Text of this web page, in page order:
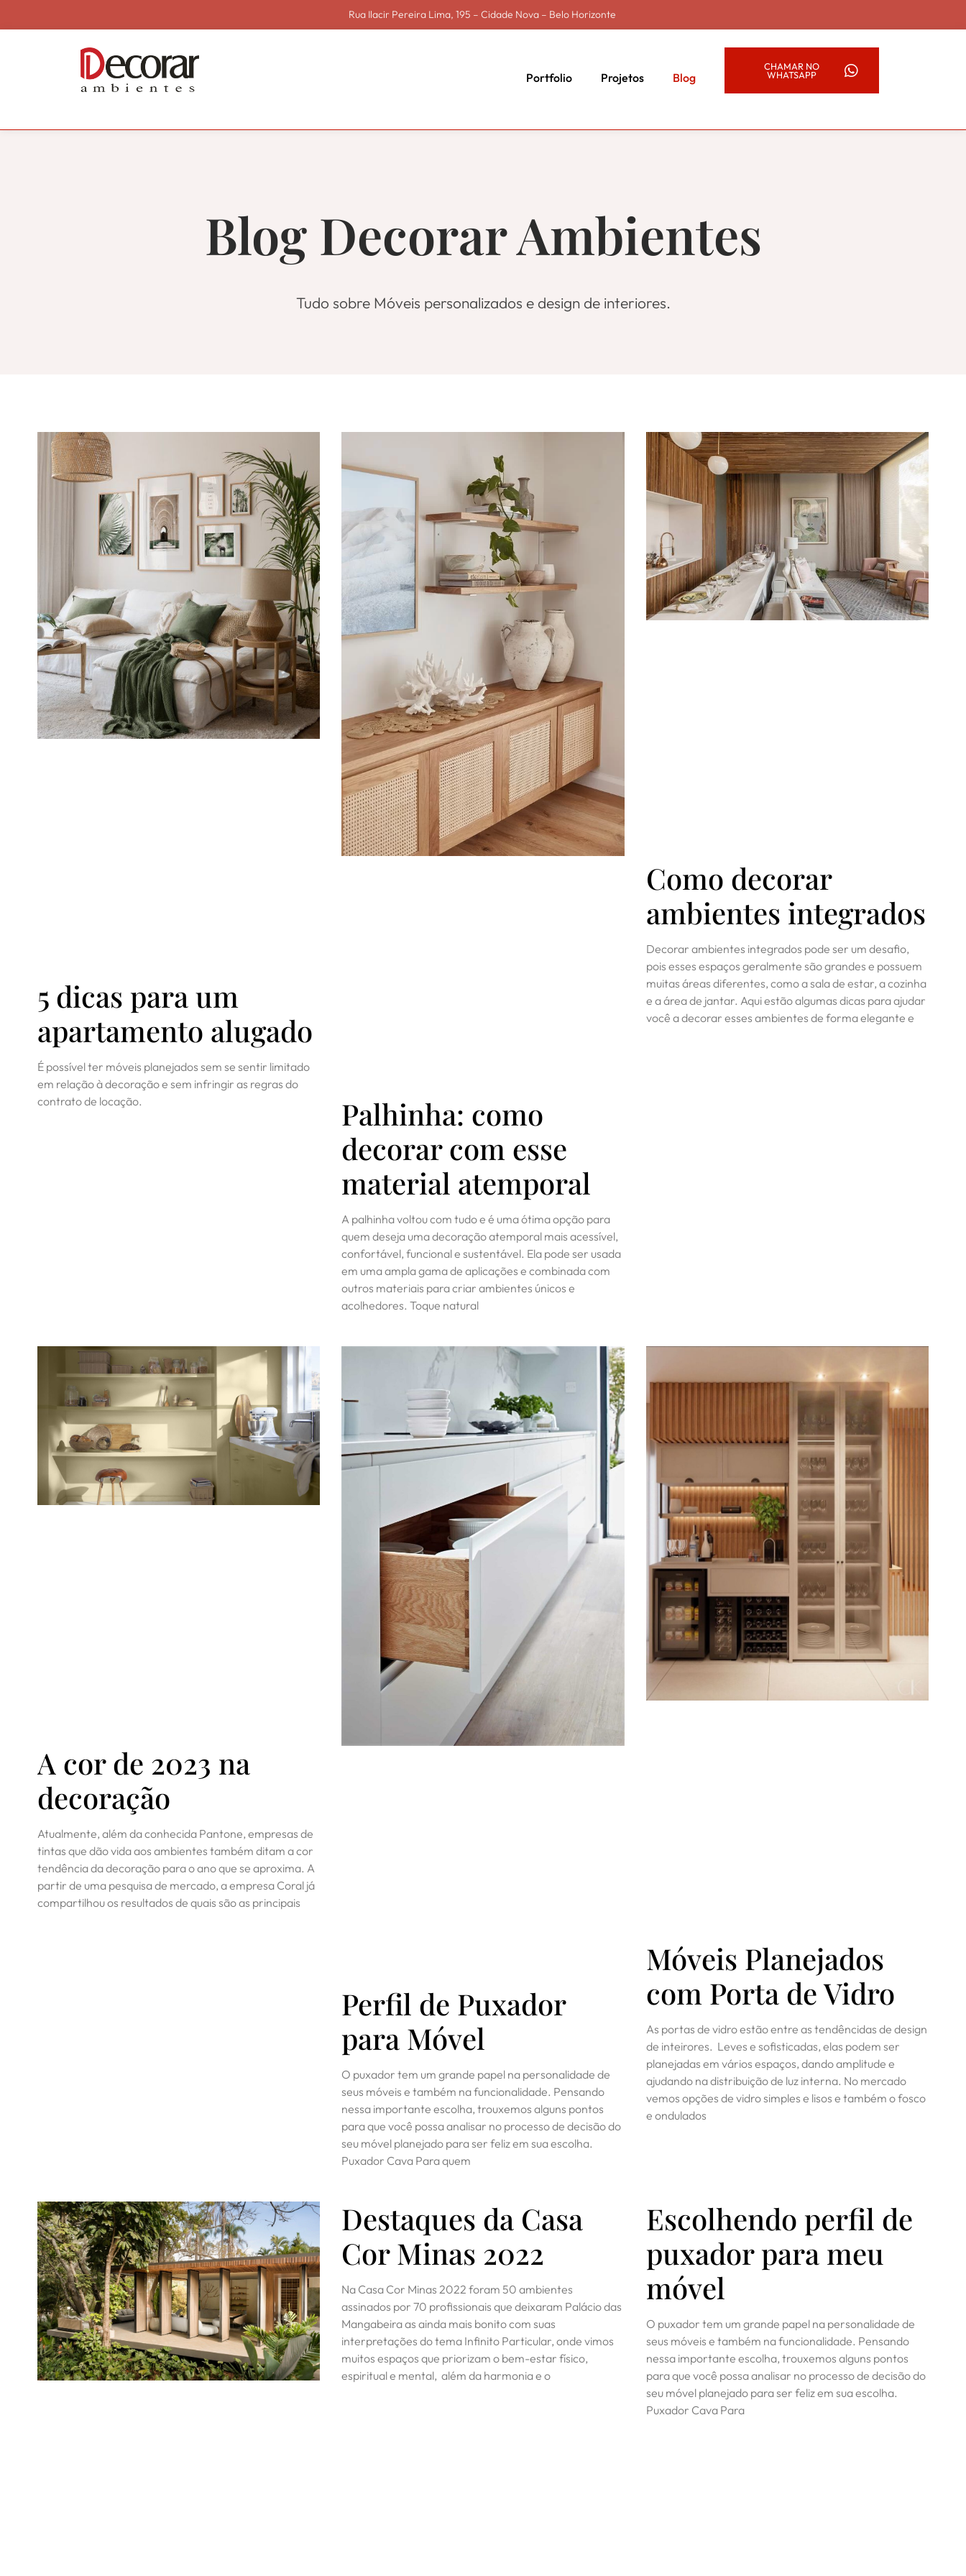
Rua Ilacir Pereira Lima, 195 – Cidade Nova – Belo Horizonte
Portfolio Projetos Blog
CHAMAR NO
WHATSAPP
Blog Decorar Ambientes
Tudo sobre Móveis personalizados e design de interiores.
5 dicas para um
apartamento alugado
É possível ter móveis planejados sem se sentir limitado
em relação à decoração e sem infringir as regras do
contrato de locação.
Palhinha: como
decorar com esse
material atemporal
A palhinha voltou com tudo e é uma ótima opção para
quem deseja uma decoração atemporal mais acessível,
confortável, funcional e sustentável. Ela pode ser usada
em uma ampla gama de aplicações e combinada com
outros materiais para criar ambientes únicos e
acolhedores. Toque natural
Como decorar
ambientes integrados
Decorar ambientes integrados pode ser um desafio,
pois esses espaços geralmente são grandes e possuem
muitas áreas diferentes, como a sala de estar, a cozinha
e a área de jantar. Aqui estão algumas dicas para ajudar
você a decorar esses ambientes de forma elegante e
A cor de 2023 na
decoração
Atualmente, além da conhecida Pantone, empresas de
tintas que dão vida aos ambientes também ditam a cor
tendência da decoração para o ano que se aproxima. A
partir de uma pesquisa de mercado, a empresa Coral já
compartilhou os resultados de quais são as principais
Perfil de Puxador
para Móvel
O puxador tem um grande papel na personalidade de
seus móveis e também na funcionalidade. Pensando
nessa importante escolha, trouxemos alguns pontos
para que você possa analisar no processo de decisão do
seu móvel planejado para ser feliz em sua escolha.
Puxador Cava Para quem
Móveis Planejados
com Porta de Vidro
As portas de vidro estão entre as tendêncidas de design
de inteirores. Leves e sofisticadas, elas podem ser
planejadas em vários espaços, dando amplitude e
ajudando na distribuição de luz interna. No mercado
vemos opções de vidro simples e lisos e também o fosco
e ondulados
Destaques da Casa
Cor Minas 2022
Na Casa Cor Minas 2022 foram 50 ambientes
assinados por 70 profissionais que deixaram Palácio das
Mangabeira as ainda mais bonito com suas
interpretações do tema Infinito Particular, onde vimos
muitos espaços que priorizam o bem-estar físico,
espiritual e mental, além da harmonia e o
Escolhendo perfil de
puxador para meu
móvel
O puxador tem um grande papel na personalidade de
seus móveis e também na funcionalidade. Pensando
nessa importante escolha, trouxemos alguns pontos
para que você possa analisar no processo de decisão do
seu móvel planejado para ser feliz em sua escolha.
Puxador Cava Para